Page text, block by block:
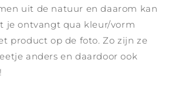
uit de natuur en daarom kan
je ontvangt qua kleur/vorm
product op de foto. Zo zijn ze
anders en daardoor ook